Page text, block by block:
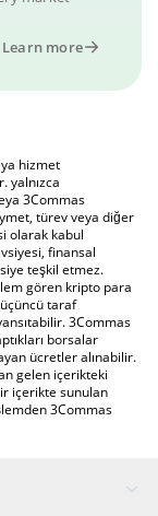
Learn more
hizmet
yalnızca
3Commas
türev veya diğer
olarak kabul
finansal
teşkil etmez.
gören kripto para
taraf
3Commas
borsalar
ücretler alınabilir.
gelen içerikteki
içerikte sunulan
3Commas